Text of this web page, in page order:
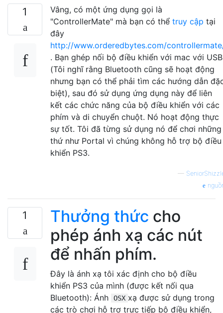
1
Vâng, có một ứng dụng gọi là
"ControllerMate" mà bạn có thể truy cập tại
đây
http://www.orderedbytes.com/
. Bạn ghép nối bộ điều khiển với mac với USB
(Tôi nghĩ rằng Bluetooth cũng sẽ hoạt động
nhưng bạn có thể phải tìm các hướng dẫn
biệt), sau đó sử dụng ứng dụng này để liên
kết các chức năng của bộ điều khiển với các
phím và di chuyển chuột. Nó hoạt động thực
sự tốt. Tôi đã từng sử dụng nó để chơi những
thứ như Portal vì chúng không hỗ trợ bộ điều
khiển PS3.
—
1 Thưởng thức cho
phép ánh xạ các nút
để nhấn phím.
Đây là ánh xạ tôi xác định cho bộ điều
khiển PS3 của mình (được kết nối qua
Bluetooth): Ánh
OSX xạ được sử dụng trong
các trò chơi hỗ trợ trực tiếp bộ điều khiển,